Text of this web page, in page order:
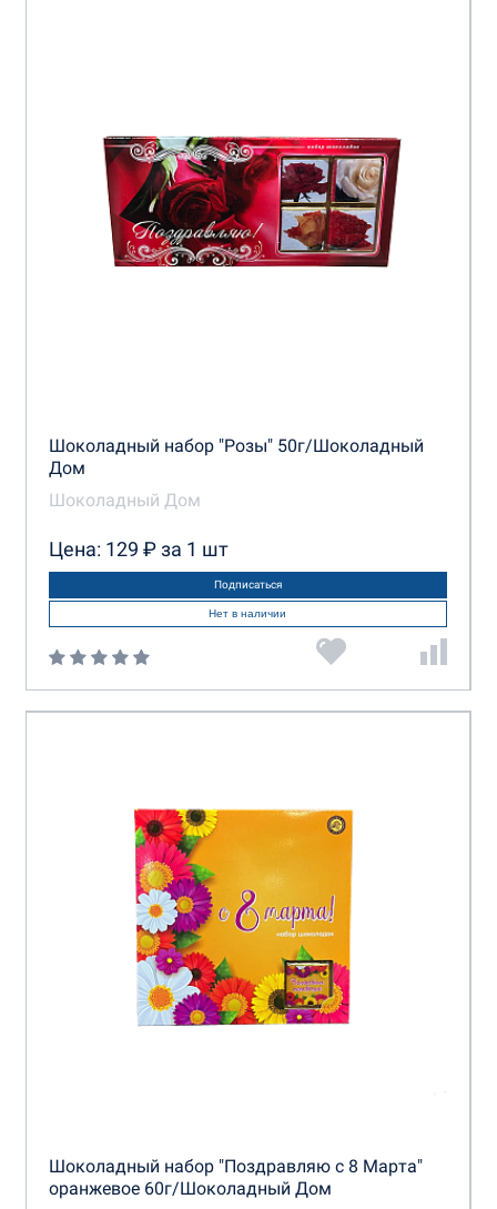
Шоколадный набор "Розы" 50г/Шоколадный
Дом
Шоколадный Дом
Цена: 129 ₽ за 1 шт
Подписаться
Нет в наличии
Шоколадный набор "Поздравляю с 8 Марта"
оранжевое 60г/Шоколадный Дом